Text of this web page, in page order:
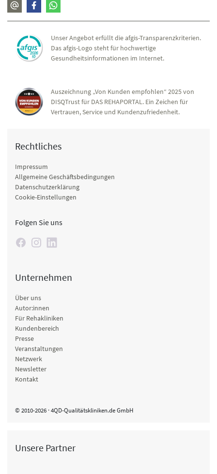
Unser Angebot erfüllt die afgis-Transparenzkriterien.
Das afgis-Logo steht für hochwertige
Gesundheitsinformationen im Internet.
Auszeichnung „Von Kunden empfohlen“ 2025 von
DISQTrust für DAS REHAPORTAL. Ein Zeichen für
Vertrauen, Service und Kundenzufriedenheit.
Rechtliches
Impressum
Allgemeine Geschäftsbedingungen
Datenschutzerklärung
Cookie-Einstellungen
Folgen Sie uns
Unternehmen
Über uns
Autor:innen
Für Rehakliniken
Kundenbereich
Presse
Veranstaltungen
Netzwerk
Newsletter
Kontakt
© 2010-2026 · 4QD-Qualitätskliniken.de GmbH
Unsere Partner